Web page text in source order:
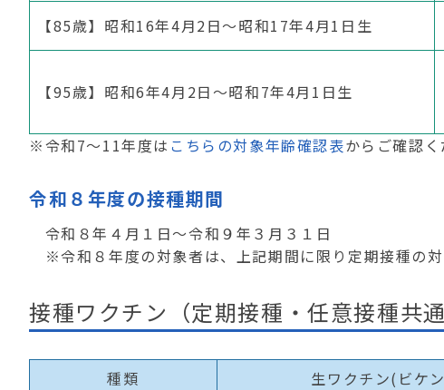
【85歳】昭和16年4月2日～昭和17年4月1 日生
【95歳】昭和6年4月 2日～昭和7年4月 1 日生
※令和7～11年度は こちらの対象年齢確認表からご確認く
令和８年度の接種期間
令和８年４月１日～令和９年３月３１日
※令和８年度の対象者は、上記期間に限り定期接種の対
接種ワクチン（定期接種・任意接種共通
種類 生ワクチン( ビケン